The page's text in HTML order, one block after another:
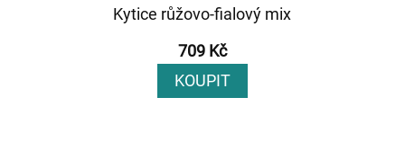
Kytice růžovo-fialový mix
709 Kč
KOUPIT